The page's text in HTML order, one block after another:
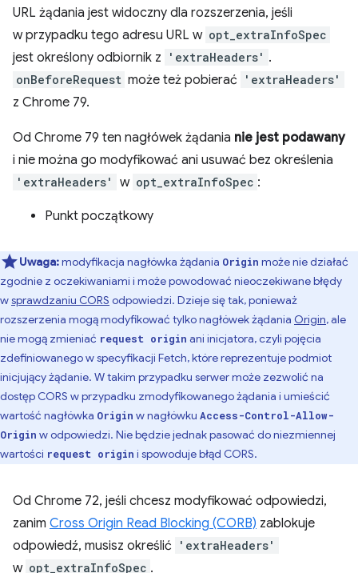
URL żądania jest widoczny dla rozszerzenia, jeśli
w przypadku tego adresu URL w opt_extraInfoSpec
jest określony odbiornik z 'extraHeaders' .
onBeforeRequest może też pobierać 'extraHeaders'
z Chrome 79.
Od Chrome 79 ten nagłówek żądania nie jest podawany
i nie można go modyfikować ani usuwać bez określenia
'extraHeaders' w opt_extraInfoSpec :
Punkt początkowy
Uwaga:modyfikacja nagłówka żądania Origin może nie działać
zgodnie z oczekiwaniami i może powodować nieoczekiwane błędy
wsprawdzaniu CORS odpowiedzi. Dzieje się tak, ponieważ
rozszerzenia mogą modyfikować tylko nagłówek żądania Origin, ale
nie mogą zmieniać request origin ani inicjatora, czyli pojęcia
zdefiniowanego w specyfikacji Fetch, które reprezentuje podmiot
inicjujący żądanie. W takim przypadku serwer może zezwolić na
dostęp CORS w przypadku zmodyfikowanego żądania i umieścić
wartość nagłówka Origin w nagłówku Access-Control-Allow-
Origin w odpowiedzi. Nie będzie jednak pasować do niezmiennej
wartości request origin i spowoduje błąd CORS.
Od Chrome 72, jeśli chcesz modyfikować odpowiedzi,
zanim Cross Origin Read Blocking (CORB) zablokuje
odpowiedź, musisz określić
'extraHeaders'
w opt_extraInfoSpec .